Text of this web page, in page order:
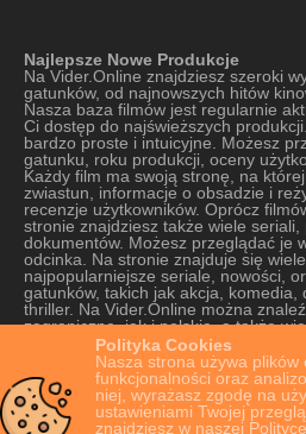
Polityka Cookies
Nasza strona używa
funkcjonalności oraz
niej, wyrażasz zgodę na
ustawieniami Twojej
znajdziesz w naszej
Najlepsze Nowe Produkcje
Na Vider.Online znajdziesz szeroki
gatunków, od najnowszych hitów
Nasza baza filmów jest regularnie
Ci dostęp do najświeższych
bardzo proste i intuicyjne. Możesz
gatunku, roku produkcji, oceny
Każdy film ma swoją stronę, na której
zwiastun, informacje o obsadzie i
recenzje użytkowników. Oprócz
stronie znajdziesz także wiele
dokumentów. Możesz przeglądać je
odcinka. Na stronie znajduje się
najpopularniejsze seriale, nowości,
gatunków, takich jak akcja, komedia,
thriller. Na Vider.Online można
zagraniczne, jak i polskie, a także
oryginalnych platform VOD. Strona
od tych najnowszych do tych
popularnością. Nasza strona jest
obsłudze, dzięki czemu znajdziesz
potrzebujesz w kilka kliknięć. Mamy
najlepszymi i najnowszymi filmami